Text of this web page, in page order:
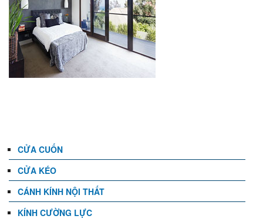
CỬA CUỐN
CỬA KÉO
CÁNH KÍNH NỘI THẤT
KÍNH CƯỜNG LỰC